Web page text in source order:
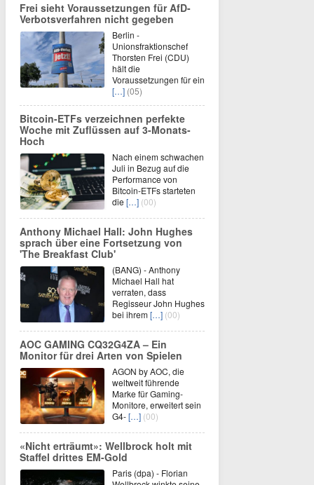
Frei sieht Voraussetzungen für AfD-
Verbotsverfahren nicht gegeben
Berlin -
Unionsfraktionschef
Thorsten Frei (CDU)
hält die
Voraussetzungen für ein
[…] (05)
Bitcoin-ETFs verzeichnen perfekte
Woche mit Zuflüssen auf 3-Monats-
Hoch
Nach einem schwachen
Juli in Bezug auf die
Performance von
Bitcoin-ETFs starteten
die […] (00)
Anthony Michael Hall: John Hughes
sprach über eine Fortsetzung von
'The Breakfast Club'
(BANG) - Anthony
Michael Hall hat
verraten, dass
Regisseur John Hughes
bei ihrem[…] (00)
AOC GAMING CQ32G4ZA – Ein
Monitor für drei Arten von Spielen
AGON by AOC, die
weltweit führende
Marke für Gaming-
Monitore, erweitert sein
G4-[…] (00)
«Nicht erträumt»: Wellbrock holt mit
Staffel drittes EM-Gold
Paris (dpa) - Florian